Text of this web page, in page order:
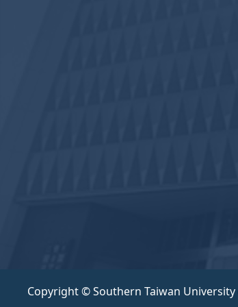
Copyright © Southern Taiwan University